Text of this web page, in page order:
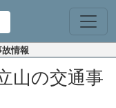
情報
山の交通事